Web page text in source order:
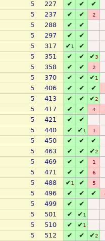
5 227 ✔ ✔
✔
5 237 ✔ ✔ 2
5 288 ✔
✔
5 297 ✔
✔
5 317 ✔1
✔
5 351 ✔ ✔ ✔3
5 358 ✔ ✔ 2
5 370 ✔ ✔ ✔1
5 406 ✔ ✔ ✔
5 413 ✔ ✔ ✔2
5 417 ✔ ✔ 4
5 421 ✔
✔
5 440 ✔ ✔1 1
5 450 ✔ ✔
✔
5 463 ✔ ✔ ✔2
5 469 ✔ ✔ 1
5 471 ✔ ✔ 6
5 488 ✔1 ✔ 5
5 496 ✔ ✔ ✔
5 499 ✔
✔
5 501 ✔ ✔1
5 510 ✔ ✔1
5 512 ✔ ✔ ✔2